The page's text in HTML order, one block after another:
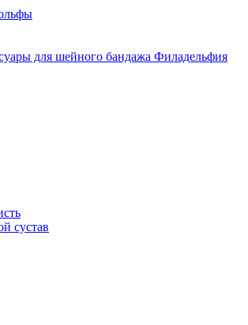
для шейного бандажа Филадельфия
сустав